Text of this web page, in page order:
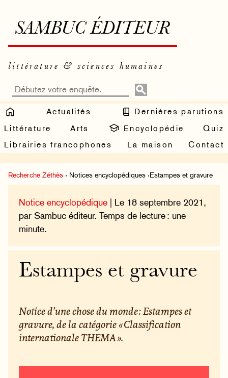
SAMBUC ÉDITEUR
littérature & sciences humaines
Actualités
Dernières parutions
Littérature
Arts Encyclopédie
Quiz
Librairies francophones
La maison Contact
Recherche Zéthès › Notices encyclopédiques ›Estampes et gravure
Notice encyclopédique | Le 18 septembre 2021,
par Sambuc éditeur. Temps de lecture : une
minute.
Estampes et gravure
Notice d’une chose du monde : Estampes et
gravure, de la catégorie « Classification
internationale THEMA ».